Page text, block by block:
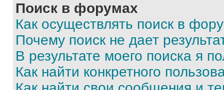
Поиск в форумах
Как осуществлять поиск в
Почему поиск не дает
В результате моего поиска я
Как найти конкретного